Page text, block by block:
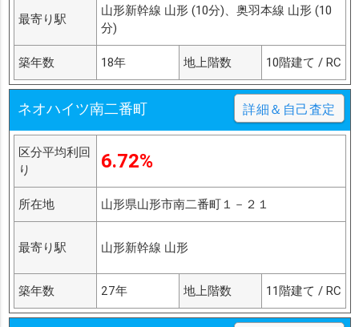
最寄り駅
山形新幹線 山形 (10分)、奥羽本線 山形 (10
分)
築年数 18年 地上階数 10階建て / RC
ネオハイツ南二番町 詳細＆自己査定
区分平均利回
り
6.72%
所在地 山形県山形市南二番町１－２１
最寄り駅 山形新幹線 山形
築年数 27年 地上階数 11階建て / RC